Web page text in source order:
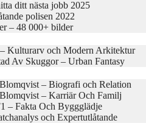
ditt nästa jobb 2025
polisen 2022
– 48 000+ bilder
Kulturarv och Modern Arkitektur
Av Skuggor – Urban Fantasy
– Biografi och Relation
– Karriär Och Familj
– Fakta Och Byggglädje
och Expertutlåtande